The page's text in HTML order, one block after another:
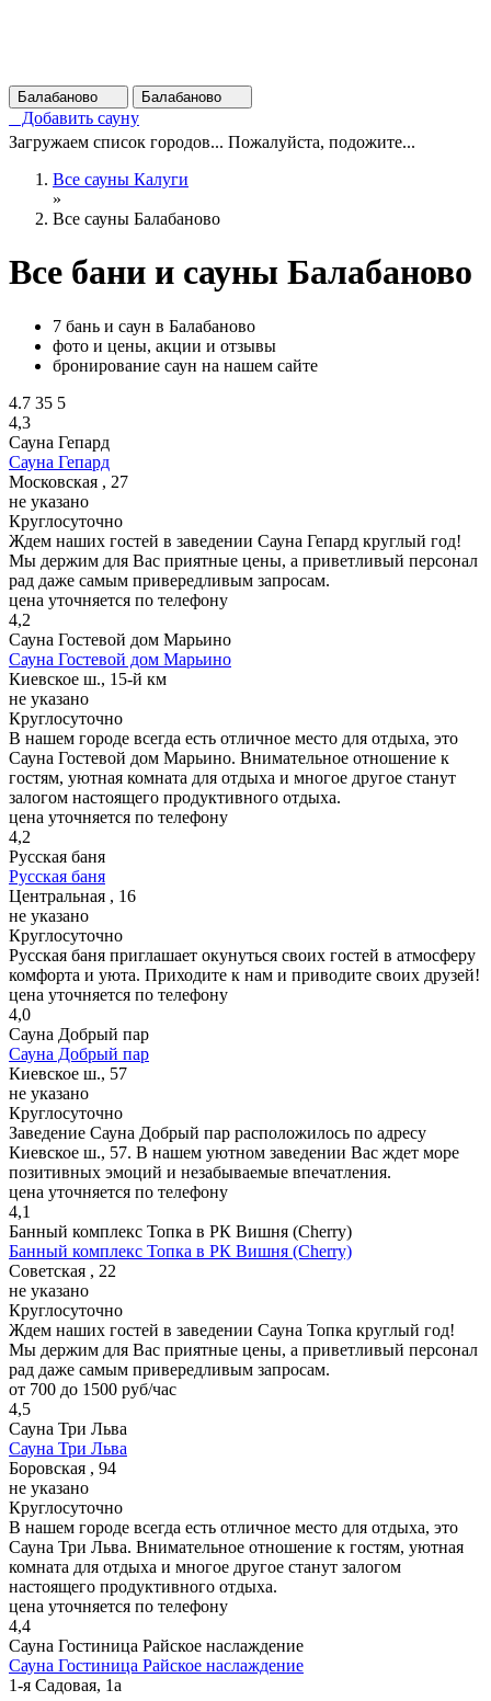
Балабаново Балабаново
Добавить сауну
Загружаем список городов... Пожалуйста, подожите...
Все сауны Калуги
»
Все сауны Балабаново
Все бани и сауны Балабаново
7 бань и саун в Балабаново
фото и цены, акции и отзывы
бронирование саун на нашем сайте
4.7 35 5
4,3
Сауна Гепард
Сауна Гепард
Московская , 27
не указано
Круглосуточно
Ждем наших гостей в заведении Сауна Гепард круглый год!
Мы держим для Вас приятные цены, а приветливый персонал
рад даже самым привередливым запросам.
цена уточняется по телефону
4,2
Сауна Гостевой дом Марьино
Сауна Гостевой дом Марьино
Киевское ш., 15-й км
не указано
Круглосуточно
В нашем городе всегда есть отличное место для отдыха, это
Сауна Гостевой дом Марьино. Внимательное отношение к
гостям, уютная комната для отдыха и многое другое станут
залогом настоящего продуктивного отдыха.
цена уточняется по телефону
4,2
Русская баня
Русская баня
Центральная , 16
не указано
Круглосуточно
Русская баня приглашает окунуться своих гостей в атмосферу
комфорта и уюта. Приходите к нам и приводите своих друзей!
цена уточняется по телефону
4,0
Сауна Добрый пар
Сауна Добрый пар
Киевское ш., 57
не указано
Круглосуточно
Заведение Сауна Добрый пар расположилось по адресу
Киевское ш., 57. В нашем уютном заведении Вас ждет море
позитивных эмоций и незабываемые впечатления.
цена уточняется по телефону
4,1
Банный комплекс Топка в РК Вишня (Cherry)
Банный комплекс Топка в РК Вишня (Cherry)
Советская , 22
не указано
Круглосуточно
Ждем наших гостей в заведении Сауна Топка круглый год!
Мы держим для Вас приятные цены, а приветливый персонал
рад даже самым привередливым запросам.
от 700 до 1500 руб/час
4,5
Сауна Три Льва
Сауна Три Льва
Боровская , 94
не указано
Круглосуточно
В нашем городе всегда есть отличное место для отдыха, это
Сауна Три Льва. Внимательное отношение к гостям, уютная
комната для отдыха и многое другое станут залогом
настоящего продуктивного отдыха.
цена уточняется по телефону
4,4
Сауна Гостиница Райское наслаждение
Сауна Гостиница Райское наслаждение
1-я Садовая, 1а